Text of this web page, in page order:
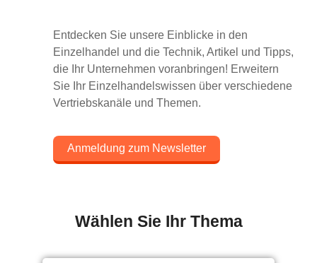
Entdecken Sie unsere Einblicke in den
Einzelhandel und die Technik, Artikel und Tipps,
die Ihr Unternehmen voranbringen! Erweitern
Sie Ihr Einzelhandelswissen über verschiedene
Vertriebskanäle und Themen.
Anmeldung zum Newsletter
Wählen Sie Ihr Thema